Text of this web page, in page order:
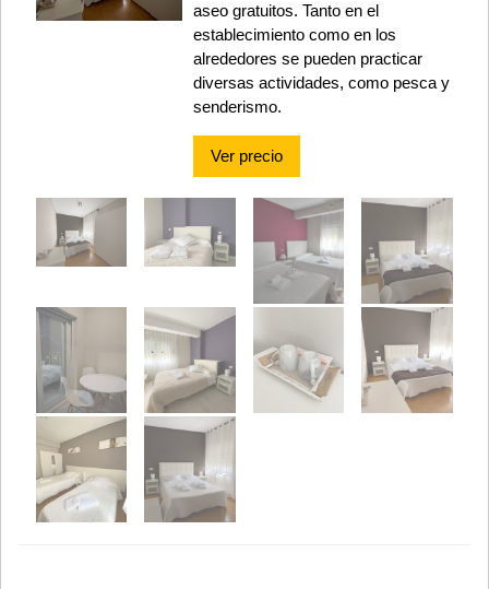
aseo gratuitos. Tanto en el
establecimiento como en los
alrededores se pueden practicar
diversas actividades, como pesca y
senderismo.
Ver precio